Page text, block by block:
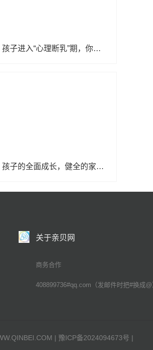
孩子进入“心理断乳”期，你知道吗？13-18岁孩子家长定要看！
孩子的全面成长，健全的家庭教育观不可缺席……
关于亲贝网
商务合作
408899736#qq.com（发邮件时把#换成
| 豫ICP备2024094673号 |